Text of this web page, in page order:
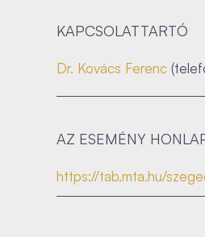
KAPCSOLATTARTÓ
Dr. Kovács Ferenc
AZ ESEMÉNY
https://tab.mta.hu/